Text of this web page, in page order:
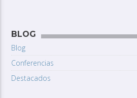
BLOG
Blog
Conferencias
Destacados